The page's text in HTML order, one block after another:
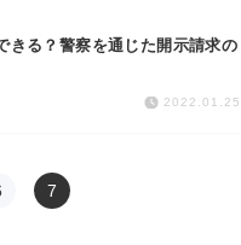
きる？警察を通じた開示請求の
2022.01.25
7